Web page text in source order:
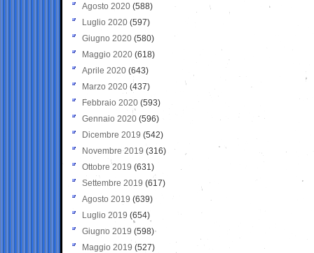
Agosto 2020 (588)
Luglio 2020 (597)
Giugno 2020 (580)
Maggio 2020 (618)
Aprile 2020 (643)
Marzo 2020 (437)
Febbraio 2020 (593)
Gennaio 2020 (596)
Dicembre 2019 (542)
Novembre 2019 (316)
Ottobre 2019 (631)
Settembre 2019 (617)
Agosto 2019 (639)
Luglio 2019 (654)
Giugno 2019 (598)
Maggio 2019 (527)